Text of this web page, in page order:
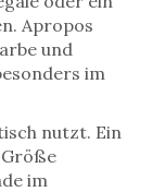
Apropos
und
im
nutzt. Ein
im